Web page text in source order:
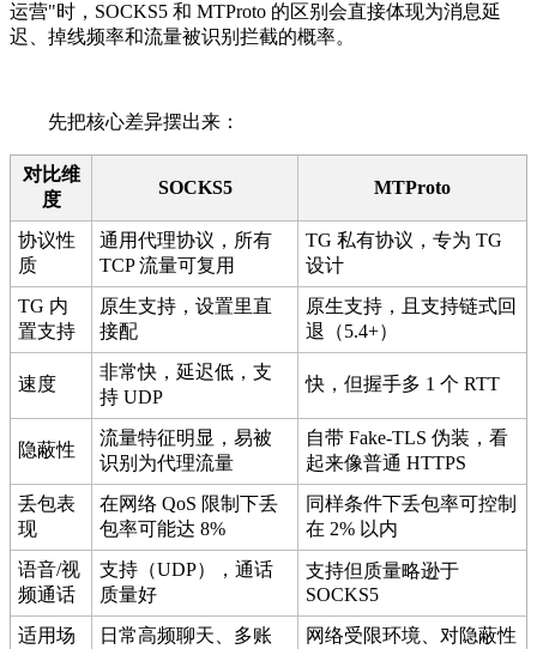
运营"时，SOCKS5 和 MTProto 的区别会直接体现为消息延
迟、掉线频率和流量被识别拦截的概率。
先把核心差异摆出来：
对比维
度
SOCKS5 MTProto
协议性
质
通用代理协议，所有
TCP 流量可复用
TG 私有协议，专为 TG
设计
TG 内
置支持
原生支持，设置里直
接配
原生支持，且支持链式回
退（5.4+）
速度
非常快，延迟低，支
持 UDP
快，但握手多 1 个 RTT
隐蔽性
流量特征明显，易被
识别为代理流量
自带 Fake-TLS 伪装，看
起来像普通 HTTPS
丢包表
现
在网络 QoS 限制下丢
包率可能达 8%
同样条件下丢包率可控制
在 2% 以内
语音/视
频通话
支持（UDP），通话
质量好
支持但质量略逊于
SOCKS5
适用场
日常高频聊天、多账
网络受限环境、对隐蔽性